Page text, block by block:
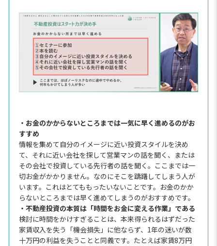
・お金のかからないところまでは一気に早く進めるのがお
すすめ
情報を集めて自分のイメージに近い投資スタイルを決め
て、それに近い会社を探して営業マンの話を聞く、または
その会社で投資している先行者の話を聞く。ここまでは一
切お金がかかりません。なのにそこを躊躇してしまう人が
います。これはとてももったいないことです。お金のかか
らないところまでは早く進めてしまうのがおすすめです。
・不動産投資の本質は「時間をお金に変える作業」である
検討に時間をかけすぎることは、本来得られるはずだった
家賃収入を失う「機会損失」に他ならず、1年の迷いが数
十万円の利益を失うことと同義です。たとえば家賃8万円